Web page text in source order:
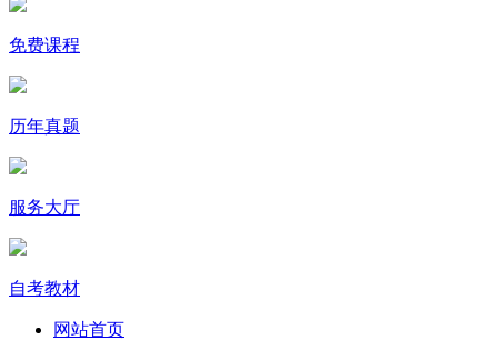
免费课程
历年真题
服务大厅
自考教材
网站首页